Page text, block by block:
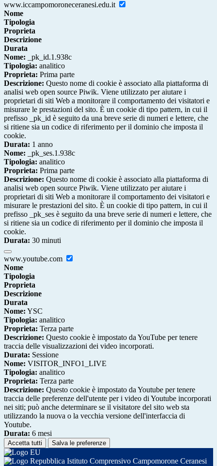
www.iccampomoroneceranesi.edu.it
Nome
Tipologia
Proprieta
Descrizione
Durata
Nome: _pk_id.1.938c
Tipologia: analitico
Proprieta: Prima parte
Descrizione: Questo nome di cookie è associato alla piattaforma di
analisi web open source Piwik. Viene utilizzato per aiutare i
proprietari di siti Web a monitorare il comportamento dei visitatori e
misurare le prestazioni del sito. È un cookie di tipo pattern, in cui il
prefisso _pk_id è seguito da una breve serie di numeri e lettere, che
si ritiene sia un codice di riferimento per il dominio che imposta il
cookie.
Durata: 1 anno
Nome: _pk_ses.1.938c
Tipologia: analitico
Proprieta: Prima parte
Descrizione: Questo nome di cookie è associato alla piattaforma di
analisi web open source Piwik. Viene utilizzato per aiutare i
proprietari di siti Web a monitorare il comportamento dei visitatori e
misurare le prestazioni del sito. È un cookie di tipo pattern, in cui il
prefisso _pk_ses è seguito da una breve serie di numeri e lettere, che
si ritiene sia un codice di riferimento per il dominio che imposta il
cookie.
Durata: 30 minuti
www.youtube.com
Nome
Tipologia
Proprieta
Descrizione
Durata
Nome: YSC
Tipologia: analitico
Proprieta: Terza parte
Descrizione: Questo cookie è impostato da YouTube per tenere
traccia delle visualizzazioni dei video incorporati.
Durata: Sessione
Nome: VISITOR_INFO1_LIVE
Tipologia: analitico
Proprieta: Terza parte
Descrizione: Questo cookie è impostato da Youtube per tenere
traccia delle preferenze dell'utente per i video di Youtube incorporati
nei siti; può anche determinare se il visitatore del sito web sta
utilizzando la nuova o la vecchia versione dell'interfaccia di
Youtube.
Durata: 6 mesi
Accetta tutti Salva le preferenze
Istituto Comprensivo Campomorone Ceranesi